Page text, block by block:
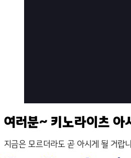
여러분~ 키노라이츠 아
지금은 모르더라도 곧 아시게 될 거랍